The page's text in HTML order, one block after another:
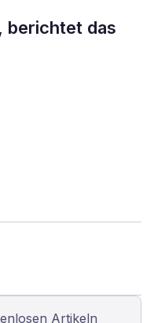
berichtet das
Artikeln